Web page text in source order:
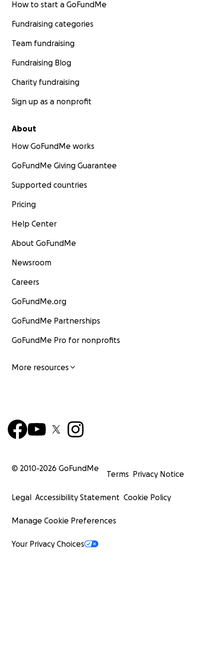
How to start a GoFundMe
Fundraising categories
Team fundraising
Fundraising Blog
Charity fundraising
Sign up as a nonprofit
About
How GoFundMe works
GoFundMe Giving Guarantee
Supported countries
Pricing
Help Center
About GoFundMe
Newsroom
Careers
GoFundMe.org
GoFundMe Partnerships
GoFundMe Pro for nonprofits
More resources
© 2010-2026 GoFundMe
Terms Privacy Notice
Legal Accessibility Statement Cookie Policy
Manage Cookie Preferences
Your Privacy Choices